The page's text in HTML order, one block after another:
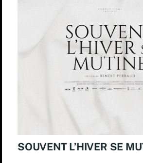
SOUVENT L’HIVER SE